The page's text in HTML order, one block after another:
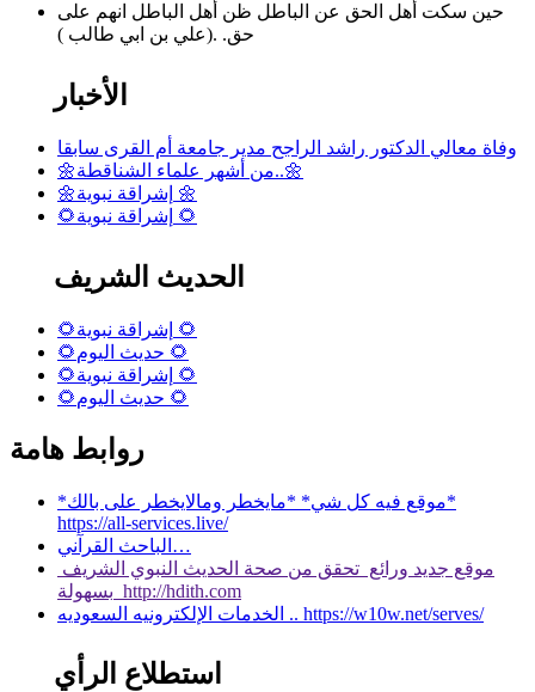
حين سكت أهل الحق عن الباطل ظن أهل الباطل انهم على
حق. .(علي بن ابي طالب )
الأخبار
وفاة معالي الدكتور راشد الراجح مدير جامعة أم القرى سابقا
🌼من أشهر علماء الشناقطة..🌼
🌼إشراقة نبوية 🌼
🌻إشراقة نبوية 🌻
الحديث الشريف
🌻إشراقة نبوية 🌻
🌻حديث اليوم 🌻
🌻إشراقة نبوية 🌻
🌻حديث اليوم 🌻
روابط هامة
*موقع فيه كل شي* *مايخطر ومالايخطر على بالك*
https://all-services.live/
الباحث القرآني…
موقع جديد ورائع تحقق من صحة الحديث النبوي الشريف
بسهولة http://hdith.com
الخدمات الإلكترونيه السعوديه .. https://w10w.net/serves/
استطلاع الرأي